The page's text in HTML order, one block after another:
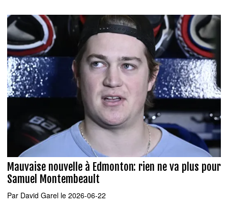
Mauvaise nouvelle à Edmonton: rien ne va plus pour
Samuel Montembeault
Par David Garel le 2026-06-22